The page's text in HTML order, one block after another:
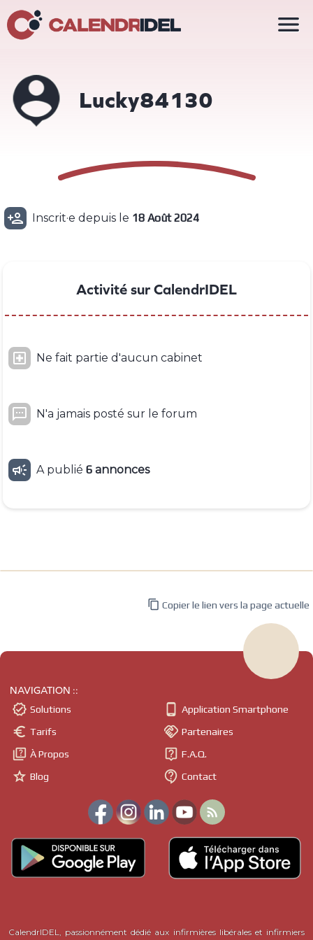
Lucky84130
 Inscrit·e depuis le 18 Août 2024
Activité sur CalendrIDEL
 Ne fait partie d'aucun cabinet
 N'a jamais posté sur le forum
 A publié6 annonces

 Copier le lien vers la page actuelle
NAVIGATION ::
 Solutions
 Tarifs
 À Propos
 Blog
 Application Smartphone
 Partenaires
 F.A.Q.
 Contact

CalendrIDEL, passionnément dédié aux infirmières libérales et infirmiers